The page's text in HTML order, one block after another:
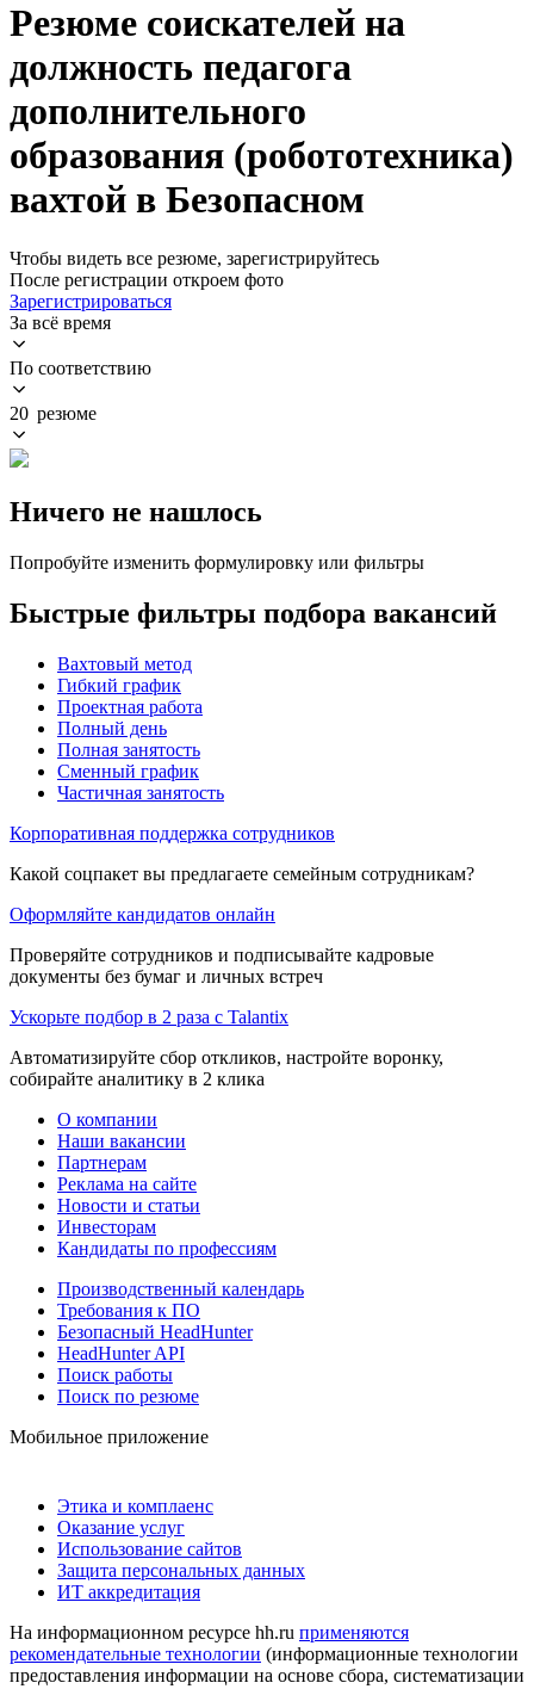
Резюме соискателей на
должность педагога
дополнительного
образования (робототехника)
вахтой в Безопасном
Чтобы видеть все резюме, зарегистрируйтесь
После регистрации откроем фото
Зарегистрироваться
За всё время
По соответствию
20 резюме
Ничего не нашлось
Попробуйте изменить формулировку или фильтры
Быстрые фильтры подбора вакансий
Вахтовый метод
Гибкий график
Проектная работа
Полный день
Полная занятость
Сменный график
Частичная занятость
Корпоративная поддержка сотрудников
Какой соцпакет вы предлагаете семейным сотрудникам?
Оформляйте кандидатов онлайн
Проверяйте сотрудников и подписывайте кадровые
документы без бумаг и личных встреч
Ускорьте подбор в 2 раза с Talantix
Автоматизируйте сбор откликов, настройте воронку,
собирайте аналитику в 2 клика
О компании
Наши вакансии
Партнерам
Реклама на сайте
Новости и статьи
Инвесторам
Кандидаты по профессиям
Производственный календарь
Требования к ПО
Безопасный HeadHunter
HeadHunter API
Поиск работы
Поиск по резюме
Мобильное приложение
Этика и комплаенс
Оказание услуг
Использование сайтов
Защита персональных данных
ИТ аккредитация
На информационном ресурсе hh.ru применяются
рекомендательные технологии (информационные технологии
предоставления информации на основе сбора, систематизации